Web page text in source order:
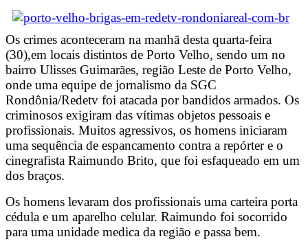
Os crimes aconteceram na manhã desta quarta-feira
(30),em locais distintos de Porto Velho, sendo um no
bairro Ulisses Guimarães, região Leste de Porto Velho,
onde uma equipe de jornalismo da SGC
Rondônia/Redetv foi atacada por bandidos armados. Os
criminosos exigiram das vítimas objetos pessoais e
profissionais. Muitos agressivos, os homens iniciaram
uma sequência de espancamento contra a repórter e o
cinegrafista Raimundo Brito, que foi esfaqueado em um
dos braços.
Os homens levaram dos profissionais uma carteira porta
cédula e um aparelho celular. Raimundo foi socorrido
para uma unidade medica da região e passa bem.